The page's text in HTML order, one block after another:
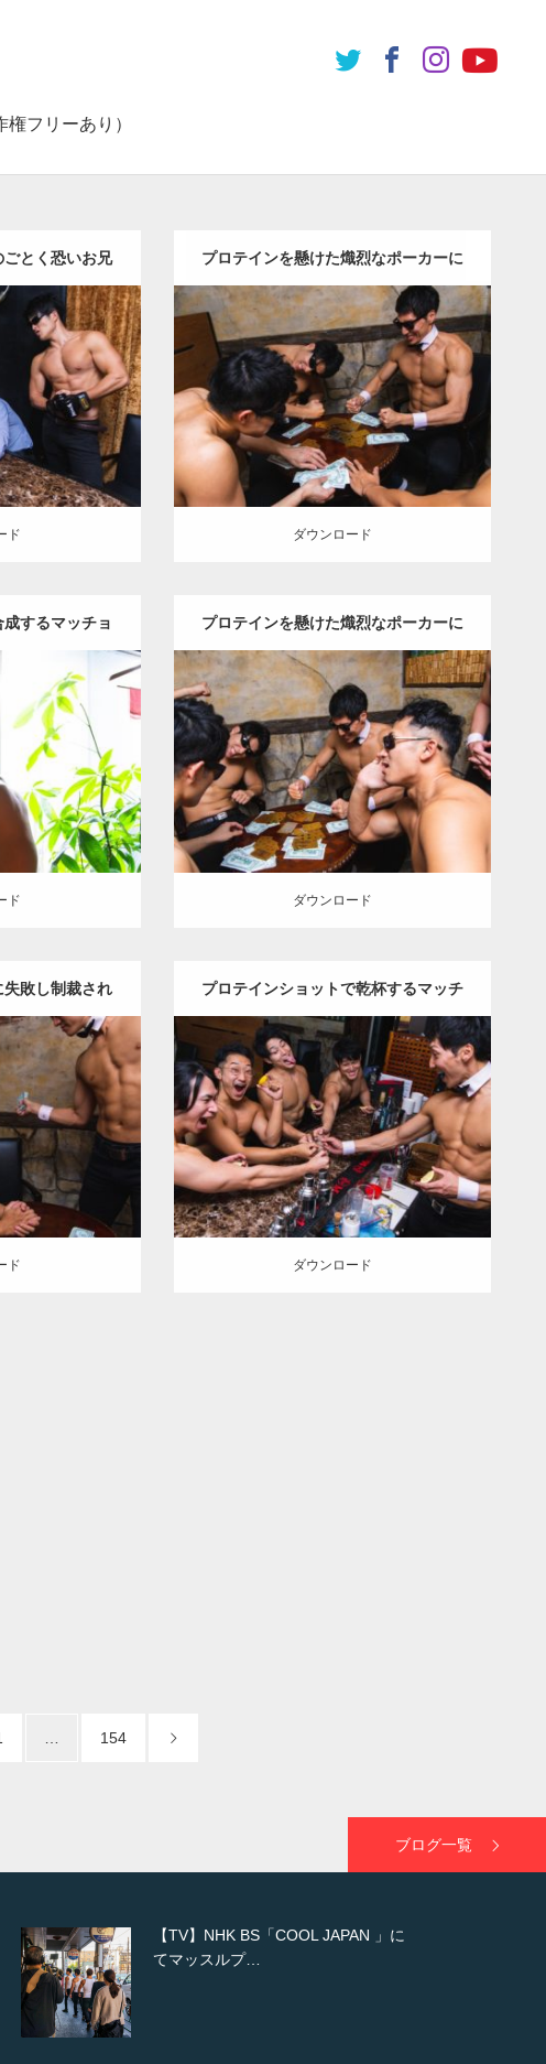
フリーあり）
とく恐いお兄
マッチョ
オレンジの人
肉 大胸筋
ド
プロテインを懸けた熾烈なポーカーに
終止符が打たれた
Update:2021.07.6
Category:バーのマッチョ
ダウンロード
ダウンロード
するマッチョ
マッチョ
ド
プロテインを懸けた熾烈なポーカーに
終止符が打たれた
Update: 2021.07.6
Category:バーのマッチョ
ダウンロード
ダウンロード
敗し制裁され
1
ョ 外資系筋肉
マッチョ
ド
プロテインショットで乾杯するマッチ
ョ
Update:2021.07.6
Category:バーのマッチョ
ダウンロード
ダウンロード
154
ブログ一覧
【WEB】「猫と焼き芋とマッチョ」
の素材を「ねとらぼ」さんに…